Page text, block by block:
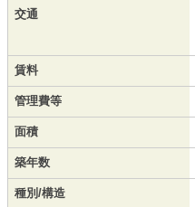
交通
賃料
管理費等
面積
築年数
種別/構造